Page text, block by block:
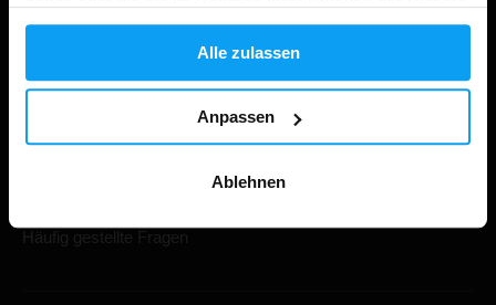
gesammelt haben.
Alle zulassen
Anpassen
Ablehnen
Ihre Bestellung verfolgen
Konto Anmeldung
Häufig gestellte Fragen